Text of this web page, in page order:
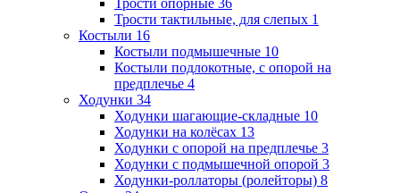
Трости тактильные, для слепых 1
Костыли 16
Костыли подмышечные 10
Костыли подлокотные, с опорой на
предплечье 4
Ходунки 34
Ходунки шагающие-складные 10
Ходунки на колёсах 13
Ходунки с опорой на предплечье 3
Ходунки с подмышечной опорой 3
Ходунки-роллаторы (ролейторы) 8